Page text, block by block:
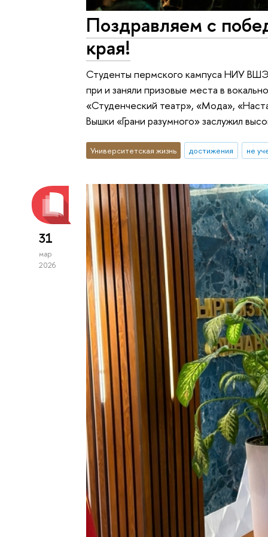
Поздравляем с
края!
Студенты пермского кампуса НИУ ВШЭ
при и заняли призовые места в
«Студенческий театр», «Мода»,
Вышки «Грани разумного» заслужил
Университетская жизнь достижения не
31
мар
2026